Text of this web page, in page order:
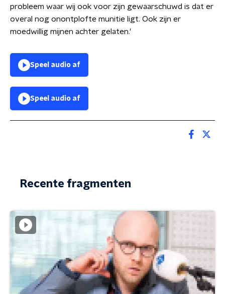
probleem waar wij ook voor zijn gewaarschuwd is dat er
overal nog onontplofte munitie ligt. Ook zijn er
moedwillig mijnen achter gelaten.'
Speel audio af
Speel audio af
Recente fragmenten